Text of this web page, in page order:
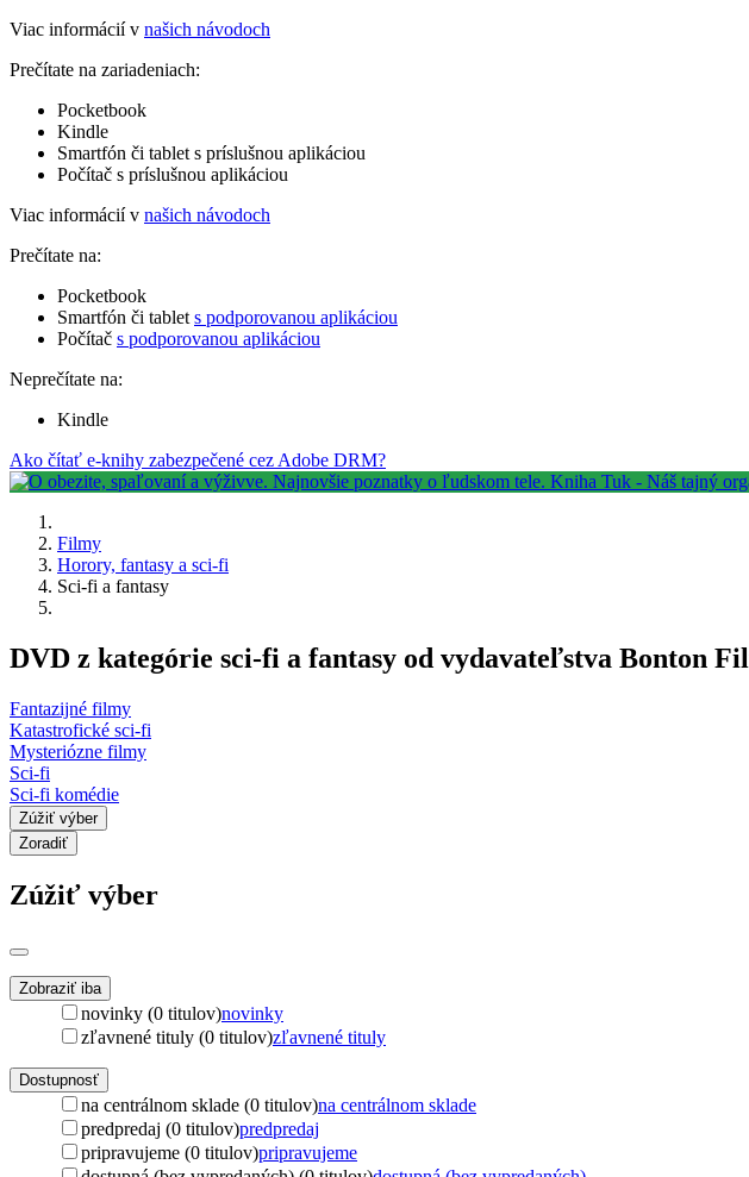
Viac informácií v našich návodoch
Prečítate na zariadeniach:
Pocketbook
Kindle
Smartfón či tablet s príslušnou aplikáciou
Počítač s príslušnou aplikáciou
Viac informácií v našich návodoch
Prečítate na:
Pocketbook
Smartfón či tablet s podporovanou aplikáciou
Počítač s podporovanou aplikáciou
Neprečítate na:
Kindle
Ako čítať e-knihy zabezpečené cez Adobe DRM?
Filmy
Horory, fantasy a sci-fi
Sci-fi a fantasy
DVD z kategórie sci-fi a fantasy od vydavateľstva Bonton
Fantazijné filmy
Katastrofické sci-fi
Mysteriózne filmy
Sci-fi
Sci-fi komédie
Zúžiť výber
Zoradiť
Zúžiť výber
Zobraziť iba
novinky (0 titulov)novinky
zľavnené tituly (0 titulov)zľavnené tituly
Dostupnosť
na centrálnom sklade (0 titulov)na centrálnom sklade
predpredaj (0 titulov)predpredaj
pripravujeme (0 titulov)pripravujeme